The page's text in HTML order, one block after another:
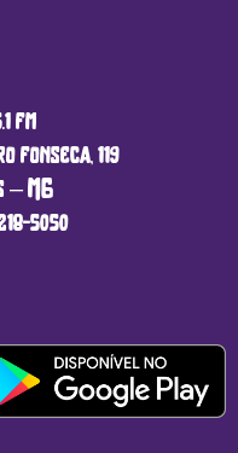
fm
fonseca, 119
– MG
5050